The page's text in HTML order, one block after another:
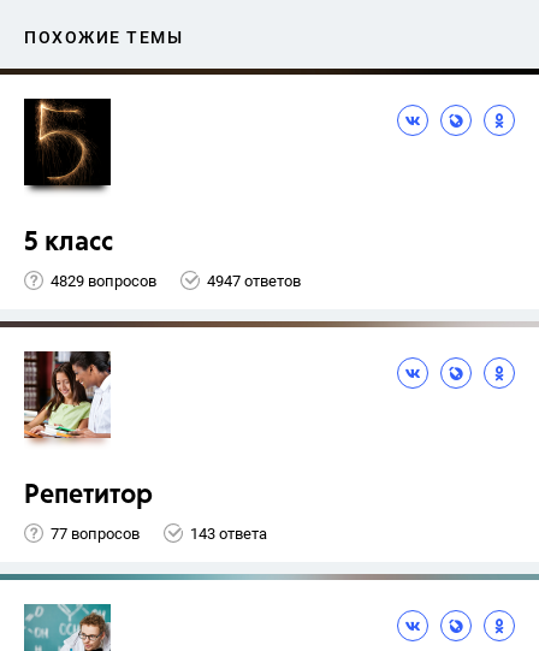
ПОХОЖИЕ ТЕМЫ
5 класс
4829 вопросов 4947 ответов
Репетитор
77 вопросов 143 ответа